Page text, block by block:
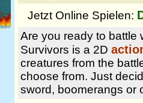
Jetzt Online Spielen:
Are you ready to battle
Survivors is a 2D
creatures from the
choose from. Just
sword, boomerangs or